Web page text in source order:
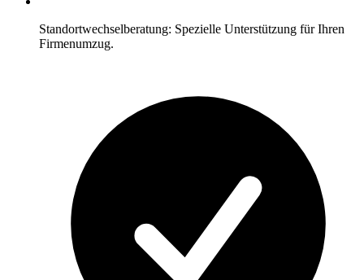
Standortwechselberatung: Spezielle Unterstützung für Ihren
Firmenumzug.